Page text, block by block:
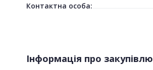
Контактна особа:
Інформація про закупівлю